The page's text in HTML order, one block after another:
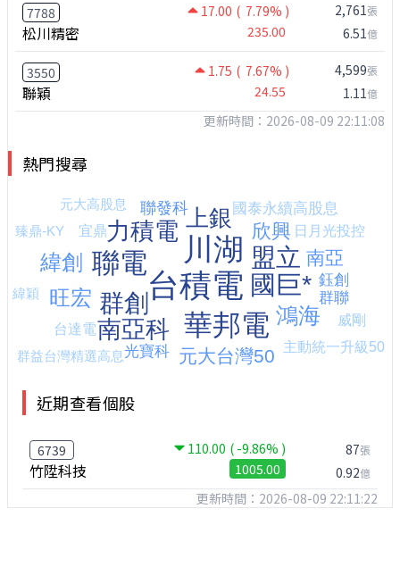
7788 17.00 ( 7.79% )
松川精密 235.00
2,761張
6.51億
3550 1.75 ( 7.67% )
聯穎 24.55
4,599張
1.11億
更新時間：2026-08-09 22:11:08
熱門搜尋
近期查看個股
6739 110.00 ( -9.86% )
竹陞科技 1005.00
87張
0.92億
更新時間：2026-08-09 22:11:22